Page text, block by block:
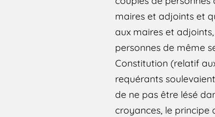
maires et adjoints et
aux maires et
personnes de même
Constitution (relatif
requérants
de ne pas être lésé
croyances, le principe